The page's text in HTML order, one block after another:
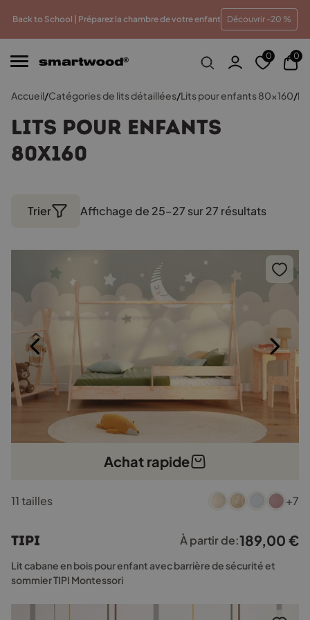
Back to School | Préparez la chambre de votre enfant Découvrir -20 %
prix Paiements en plusieurs fois sans frais
0 0
Accueil/Catégories de lits détaillées/Lits pour enfants 80x160/
Lits pour enfants
80x160
Trier Affichage de 25–27 sur 27 résultats
Achat rapide
produit
variations.
Les
options
être
11 tailles +7
TIPI À partir de:189,00 €
Lit cabane en bois pour enfant avec barrière de sécurité et
sommier TIPI Montessori